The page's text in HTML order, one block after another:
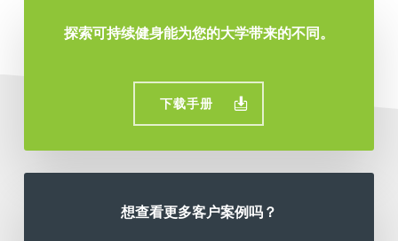
探索可持续健身能为您的大学带来的不同。
下载手册
想查看更多客户案例吗？